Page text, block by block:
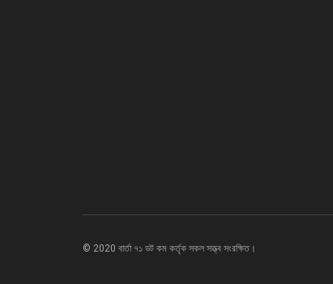
© 2020 বার্তা ৭১ ডট কম কর্তৃক সকল সত্ত্ব সংরক্ষিত।